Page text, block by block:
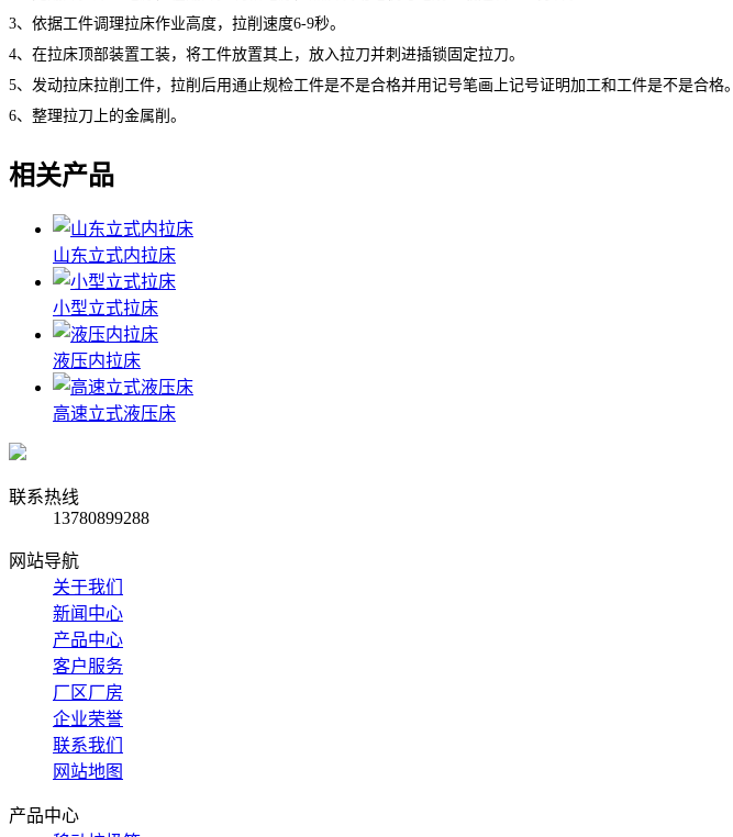
3、依据工件调理拉床作业高度，拉削速度6-9秒。
4、在拉床顶部装置工装，将工件放置其上，放入拉刀并刺进插锁固定拉刀。
5、发动拉床拉削工件，拉削后用通止规检工件是不是合格并用记号笔画上记号证明加工和工件是不是合格。
6、整理拉刀上的金属削。
相关产品
山东立式内拉床
小型立式拉床
液压内拉床
高速立式液压床
联系热线
13780899288
网站导航
关于我们
新闻中心
产品中心
客户服务
厂区厂房
企业荣誉
联系我们
网站地图
产品中心